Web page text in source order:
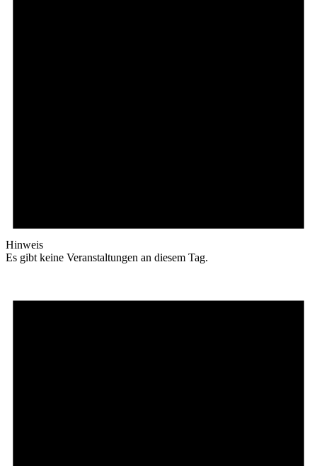
Hinweis
Es gibt keine Veranstaltungen an diesem Tag.